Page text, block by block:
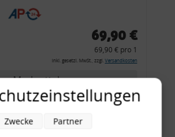
CF 14
69,90 €
69,90 € pro 1
inkl. gesetzl. MwSt., zzgl. Versandkosten
Merkzettel
Zum Artikel
Zwecke Partner